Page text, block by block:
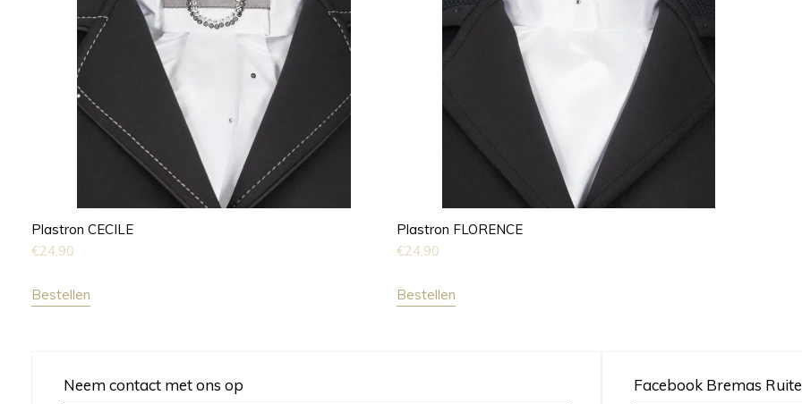
Plastron CECILE
€24,90
Bestellen
Plastron FLORENCE
€24,90
Bestellen
Neem contact met ons op Facebook Bremas